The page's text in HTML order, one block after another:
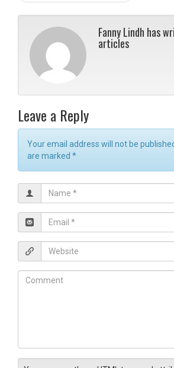
Fanny Lindh has
articles
Leave a Reply
Your email address will not be
are marked *
a
*
m
l
e
b
t